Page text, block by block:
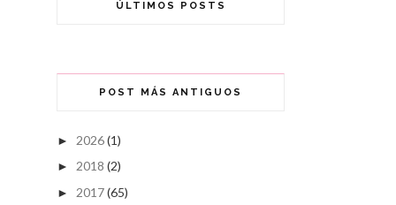
ÚLTIMOS POSTS
POST MÁS ANTIGUOS
► 2026(1)
► 2018 (2)
► 2017(65)